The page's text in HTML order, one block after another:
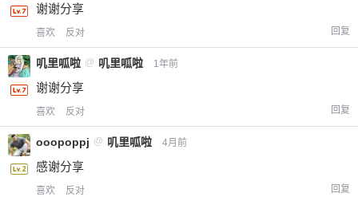
谢谢分享
喜欢 反对 回复
叽里呱啦 @ 叽里呱啦 1年前
谢谢分享
喜欢 反对 回复
ooopoppj @ 叽里呱啦 4月前
感谢分享
喜欢 反对 回复